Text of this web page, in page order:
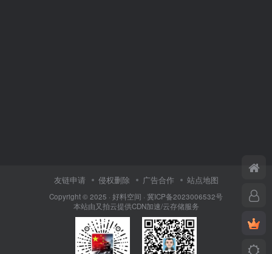
友链申请 侵权删除 广告合作 站点地图
Copyright © 2025 · 好料空间 · 冀ICP备2023006532号
本站由又拍云提供CDN加速/云存储服务